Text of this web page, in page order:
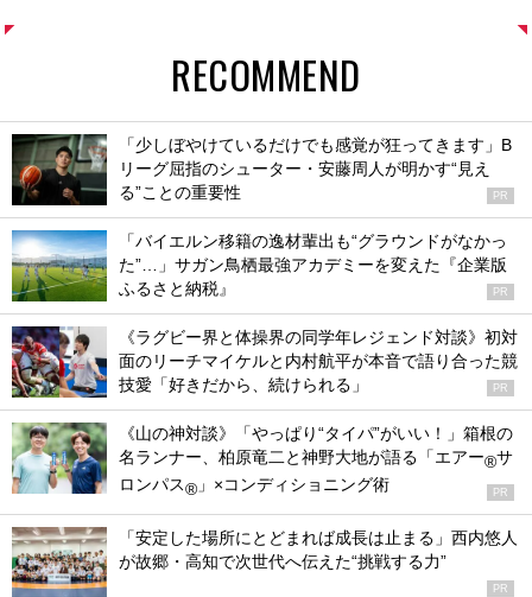
RECOMMEND
「少しぼやけているだけでも感覚が狂ってきます」B
リーグ屈指のシューター・安藤周人が明かす“見え
る”ことの重要性
PR
「バイエルン移籍の逸材輩出も“グラウンドがなかっ
た”…」サガン鳥栖最強アカデミーを変えた『企業版
ふるさと納税』
PR
《ラグビー界と体操界の同学年レジェンド対談》初対
面のリーチマイケルと内村航平が本音で語り合った競
技愛「好きだから、続けられる」
PR
《山の神対談》「やっぱり“タイパ”がいい！」箱根の
名ランナー、柏原竜二と神野大地が語る「エアー®サ
ロンパス® 」×コンディショニング術 PR
「安定した場所にとどまれば成長は止まる」西内悠人
が故郷・高知で次世代へ伝えた“挑戦する力”
PR